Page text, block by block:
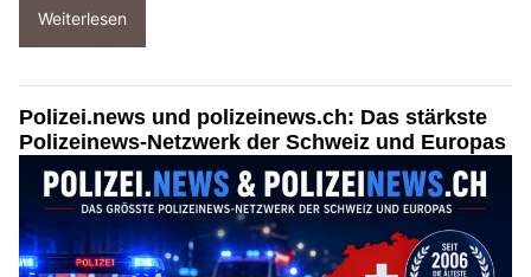
Weiterlesen
Polizei.news und polizeinews.ch: Das stärkste
Polizeinews-Netzwerk der Schweiz und Europas